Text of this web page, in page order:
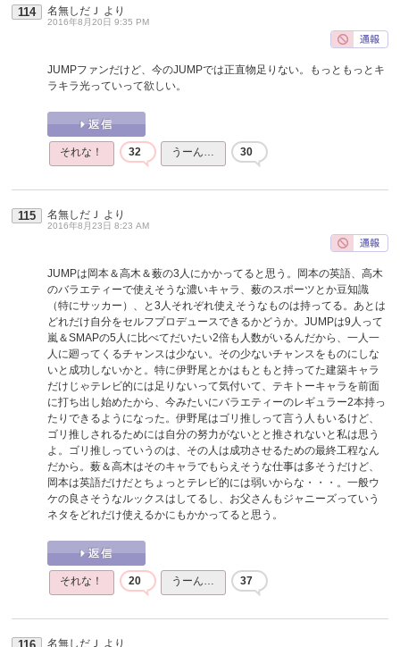
114 名無しだＪ より
2016年8月20日 9:35 PM
JUMPファンだけど、今のJUMPでは正直物足りない。もっともっとキ
ラキラ光っていって欲しい。
それな！ 32 うーん… 30
115 名無しだＪ より
2016年8月23日 8:23 AM
JUMPは岡本＆高木＆薮の3人にかかってると思う。岡本の英語、高木
のバラエティーで使えそうな濃いキャラ、薮のスポーツとか豆知識
（特にサッカー）、と3人それぞれ使えそうなものは持ってる。あとは
どれだけ自分をセルフプロデュースできるかどうか。JUMPは9人って
嵐＆SMAPの5人に比べてだいたい2倍も人数がいるんだから、一人一
人に廻ってくるチャンスは少ない。その少ないチャンスをものにしな
いと成功しないかと。特に伊野尾とかはもともと持ってた建築キャラ
だけじゃテレビ的には足りないって気付いて、テキトーキャラを前面
に打ち出し始めたから、今みたいにバラエティーのレギュラー2本持っ
たりできるようになった。伊野尾はゴリ推しって言う人もいるけど、
ゴリ推しされるためには自分の努力がないとと推されないと私は思う
よ。ゴリ推しっていうのは、その人は成功させるための最終工程なん
だから。薮＆高木はそのキャラでもらえそうな仕事は多そうだけど、
岡本は英語だけだとちょっとテレビ的には弱いからな・・・。一般ウ
ケの良さそうなルックスはしてるし、お父さんもジャニーズっていう
ネタをどれだけ使えるかにもかかってると思う。
それな！ 20 うーん… 37
名無しだＪ より